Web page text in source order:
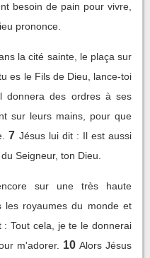
besoin de pain pour vivre,
prononce.
la cité sainte, le plaça sur
es le Fils de Dieu, lance-toi
des ordres à ses
sur leurs mains, pour que
7 Jésus lui dit : Il est aussi
Seigneur, ton Dieu.
sur une très haute
les royaumes du monde et
: Tout cela, je te le donnerai
m'adorer. 10 Alors Jésus